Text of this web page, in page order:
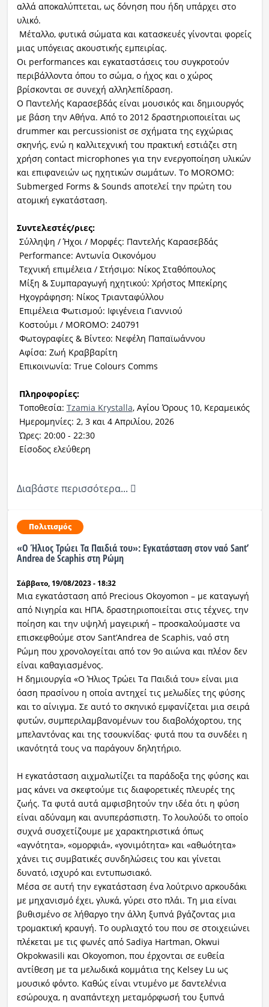
αλλά αποκαλύπτεται, ως δόνηση που ήδη υπάρχει στο
υλικό.
Μέταλλο, φυτικά σώματα και κατασκευές γίνονται φορείς
μιας υπόγειας ακουστικής εμπειρίας.
Οι performances και εγκαταστάσεις του συγκροτούν
περιβάλλοντα όπου το σώμα, ο ήχος και ο χώρος
βρίσκονται σε συνεχή αλληλεπίδραση.
Ο Παντελής Καρασεβδάς είναι μουσικός και δημιουργός
με βάση την Αθήνα. Από το 2012 δραστηριοποιείται ως
drummer και percussionist σε σχήματα της εγχώριας
σκηνής, ενώ η καλλιτεχνική του πρακτική εστιάζει στη
χρήση contact microphones για την ενεργοποίηση υλικών
και επιφανειών ως ηχητικών σωμάτων. Το MOROMO:
Submerged Forms & Sounds αποτελεί την πρώτη του
ατομική εγκατάσταση.
Συντελεστές/ριες:
Σύλληψη / Ήχοι / Μορφές: Παντελής Καρασεβδάς
Performance: Αντωνία Οικονόμου
Τεχνική επιμέλεια / Στήσιμο: Νίκος Σταθόπουλος
Μίξη & Συμπαραγωγή ηχητικού: Χρήστος Μπεκίρης
Ηχογράφηση: Νίκος Τριανταφύλλου
Επιμέλεια Φωτισμού: Ιφιγένεια Γιαννιού
Κοστούμι / MOROMO: 240791
Φωτογραφίες & Βίντεο: Νεφέλη Παπαϊωάννου
Αφίσα: Ζωή Κραββαρίτη
Επικοινωνία: True Colours Comms
Πληροφορίες:
Τοποθεσία: Tzamia Krystalla, Αγίου Όρους 10, Κεραμεικός
Ημερομηνίες: 2, 3 και 4 Απριλίου, 2026
Ώρες: 20:00 - 22:30
Είσοδος ελεύθερη
Διαβάστε περισσότερα...
Πολιτισμός
«Ο Ήλιος Τρώει Τα Παιδιά του»: Εγκατάσταση στον ναό Sant’
Andrea de Scaphis στη Ρώμη
Σάββατο, 19/08/2023 - 18:32
Μια εγκατάσταση από Precious Okoyomon – με καταγωγή
από Νιγηρία και ΗΠΑ, δραστηριοποιείται στις τέχνες, την
ποίηση και την υψηλή μαγειρική – προσκαλούμαστε να
επισκεφθούμε στον Sant’Andrea de Scaphis, ναό στη
Ρώμη που χρονολογείται από τον 9ο αιώνα και πλέον δεν
είναι καθαγιασμένος.
Η δημιουργία «Ο Ήλιος Τρώει Τα Παιδιά του» είναι μια
όαση πρασίνου η οποία αντηχεί τις μελωδίες της φύσης
και το αίνιγμα. Σε αυτό το σκηνικό εμφανίζεται μια σειρά
φυτών, συμπεριλαμβανομένων του διαβολόχορτου, της
μπελαντόνας και της τσουκνίδας· φυτά που τα συνδέει η
ικανότητά τους να παράγουν δηλητήριο.
Η εγκατάσταση αιχμαλωτίζει τα παράδοξα της φύσης και
μας κάνει να σκεφτούμε τις διαφορετικές πλευρές της
ζωής. Τα φυτά αυτά αμφισβητούν την ιδέα ότι η φύση
είναι αδύναμη και ανυπεράσπιστη. Το λουλούδι το οποίο
συχνά συσχετίζουμε με χαρακτηριστικά όπως
«αγνότητα», «ομορφιά», «γονιμότητα» και «αθωότητα»
χάνει τις συμβατικές συνδηλώσεις του και γίνεται
δυνατό, ισχυρό και εντυπωσιακό.
Μέσα σε αυτή την εγκατάσταση ένα λούτρινο αρκουδάκι
με μηχανισμό έχει, γλυκά, γύρει στο πλάι. Τη μια είναι
βυθισμένο σε λήθαργο την άλλη ξυπνά βγάζοντας μια
τρομακτική κραυγή. Το ουρλιαχτό του που σε στοιχειώνει
πλέκεται με τις φωνές από Sadiya Hartman, Okwui
Okpokwasili και Okoyomon, που έρχονται σε ευθεία
αντίθεση με τα μελωδικά κομμάτια της Kelsey Lu ως
μουσικό φόντο. Καθώς είναι ντυμένο με δαντελένια
εσώρουχα, η αναπάντεχη μεταμόρφωσή του ξυπνά